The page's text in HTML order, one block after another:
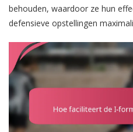
behouden, waardoor ze hun
defensieve opstellingen